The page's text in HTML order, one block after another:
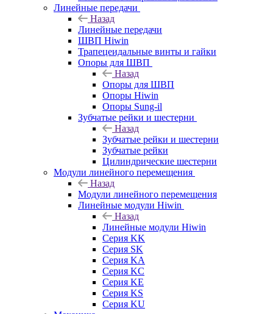
Линейные передачи
Назад
Линейные передачи
ШВП Hiwin
Трапецеидальные винты и гайки
Опоры для ШВП
Назад
Опоры для ШВП
Опоры Hiwin
Опоры Sung-il
Зубчатые рейки и шестерни
Назад
Зубчатые рейки и шестерни
Зубчатые рейки
Цилиндрические шестерни
Модули линейного перемещения
Назад
Модули линейного перемещения
Линейные модули Hiwin
Назад
Линейные модули Hiwin
Серия KK
Серия SK
Серия KA
Серия KC
Серия KE
Серия KS
Серия KU